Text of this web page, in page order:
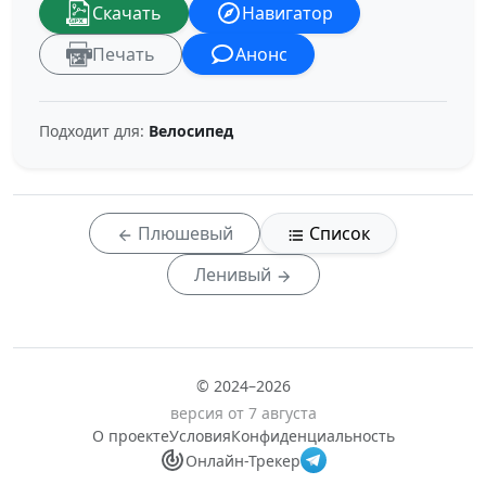
Скачать
Навигатор
Печать
Анонс
Подходит для: Велосипед
Плюшевый
Список
Ленивый
© 2024–2026
версия от 7 августа
О проектеУсловияКонфиденциальность
Онлайн-Трекер